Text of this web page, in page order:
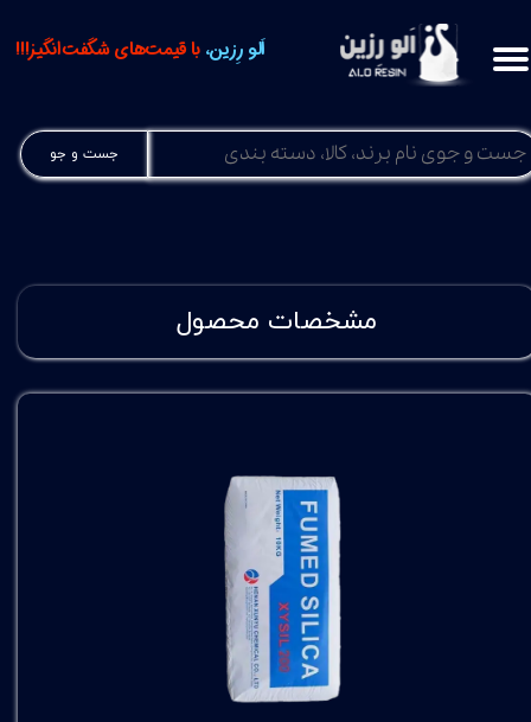
جست و جو
اَلو رِزین، با قیمت‌های شگفت‌انگیز!!!
مشخصات محصول